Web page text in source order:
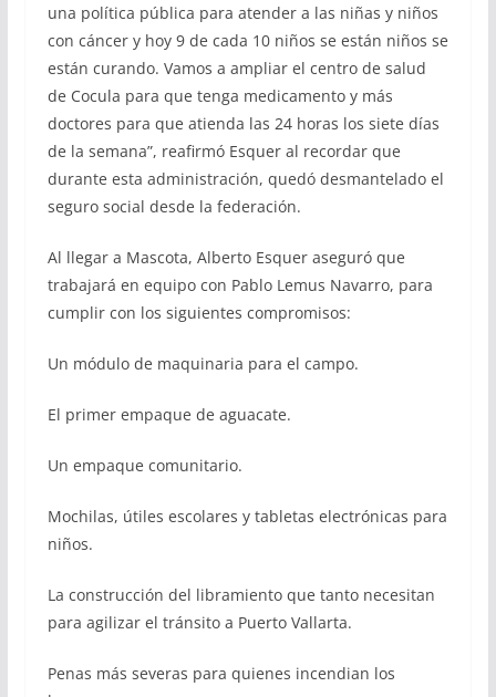
una política pública para atender a las niñas y niños
con cáncer y hoy 9 de cada 10 niños se están niños se
están curando. Vamos a ampliar el centro de salud
de Cocula para que tenga medicamento y más
doctores para que atienda las 24 horas los siete días
de la semana”, reafirmó Esquer al recordar que
durante esta administración, quedó desmantelado el
seguro social desde la federación.
Al llegar a Mascota, Alberto Esquer aseguró que
trabajará en equipo con Pablo Lemus Navarro, para
cumplir con los siguientes compromisos:
Un módulo de maquinaria para el campo.
El primer empaque de aguacate.
Un empaque comunitario.
Mochilas, útiles escolares y tabletas electrónicas para
niños.
La construcción del libramiento que tanto necesitan
para agilizar el tránsito a Puerto Vallarta.
Penas más severas para quienes incendian los